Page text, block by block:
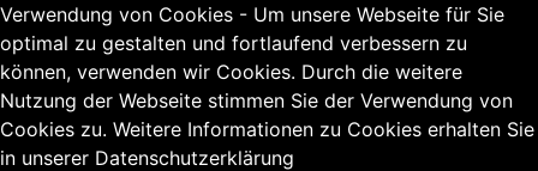
Verwendung von Cookies - Um unsere Webseite für Sie
optimal zu gestalten und fortlaufend verbessern zu
können, verwenden wir Cookies. Durch die weitere
Nutzung der Webseite stimmen Sie der Verwendung von
Cookies zu. Weitere Informationen zu Cookies erhalten Sie
in unserer Datenschutzerklärung